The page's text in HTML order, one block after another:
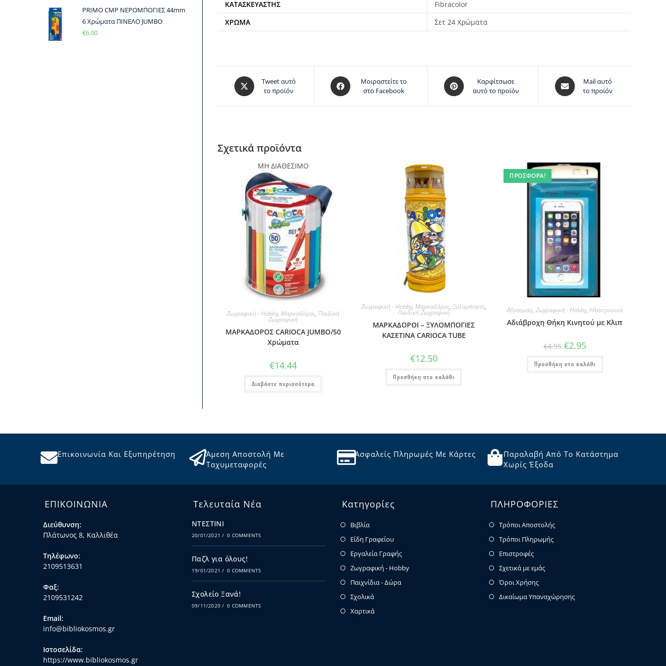
ΚΑΤΑΣΚΕΥΑΣΤΉΣ
Fibracolor
ΧΡΏΜΑ
Σετ 24 Χρώματα
Tweet αυτό
το προϊόν
Μοιραστείτε το
στο Facebook
Καρφίτσωσε
αυτό το προϊόν
Mail αυτό
το προϊόν
Σχετικά προϊόντα
ΜΗ ΔΙΑΘΕΣΙΜΟ
Ζωγραφική - Hobby, Μαρκαδόροι, Παιδική
Ζωγραφική
ΜΑΡΚΑΔΟΡΟΣ CARIOCA JUMBO/50
Χρώματα
€14.44
Διαβάστε περισσότερα
Ζωγραφική - Hobby, Μαρκαδόροι, Ξυλομπογιές,
Παιδική Ζωγραφική
ΜΑΡΚΑΔΟΡΟΙ – ΞΥΛΟΜΠΟΓΙΕΣ
ΚΑΣΕΤΙΝΑ CARIOCA TUBE
€12.50
Προσθήκη στο καλάθι
ΠΡΟΣΦΟΡΆ!
Αξεσουάρ, Ζωγραφική - Hobby, Ηλεκτρονικά
Αδιάβροχη Θήκη Κινητού με Κλιπ
€4.95 €2.95
Προσθήκη στο καλάθι
PRIMO CMP ΝΕΡΟΜΠΟΓΙΕΣ 44mm
6 Χρώματα ΠΙΝΕΛΟ JUMBO
€6.00
Επικοινωνία Και Εξυπηρέτηση
Άμεση Αποστολή Με
Ταχυμεταφορές
Ασφαλείς Πληρωμές Με Κάρτες
Παραλαβή Από Το Κατάστημα
Χωρίς Έξοδα
ΕΠΙΚΟΙΝΩΝΙΑ
Διεύθυνση:
Πλάτωνος 8, Καλλιθέα
Τηλέφωνο:
2109513631
Φαξ:
2109531242
Email:
info@bibliokosmos.gr
Ιστοσελίδα:
https://www.bibliokosmos.gr
Τελευταία Νέα
ΝΤΕΣΤΙΝΙ
20/01/2021 / 0 COMMENTS
Παζλ για όλους!
19/01/2021 / 0 COMMENTS
Σχολείο Ξανά!
09/11/2020 / 0 COMMENTS
Κατηγορίες
Βιβλία
Είδη Γραφείου
Εργαλεία Γραφής
Ζωγραφική - Hobby
Παιχνίδια - Δώρα
Σχολικά
Χαρτικά
ΠΛΗΡΟΦΟΡΙΕΣ
Τρόποι Αποστολής
Τρόποι Πληρωμής
Επιστροφές
Σχετικά με εμάς
Όροι Χρήσης
Δικαίωμα Υπαναχώρησης